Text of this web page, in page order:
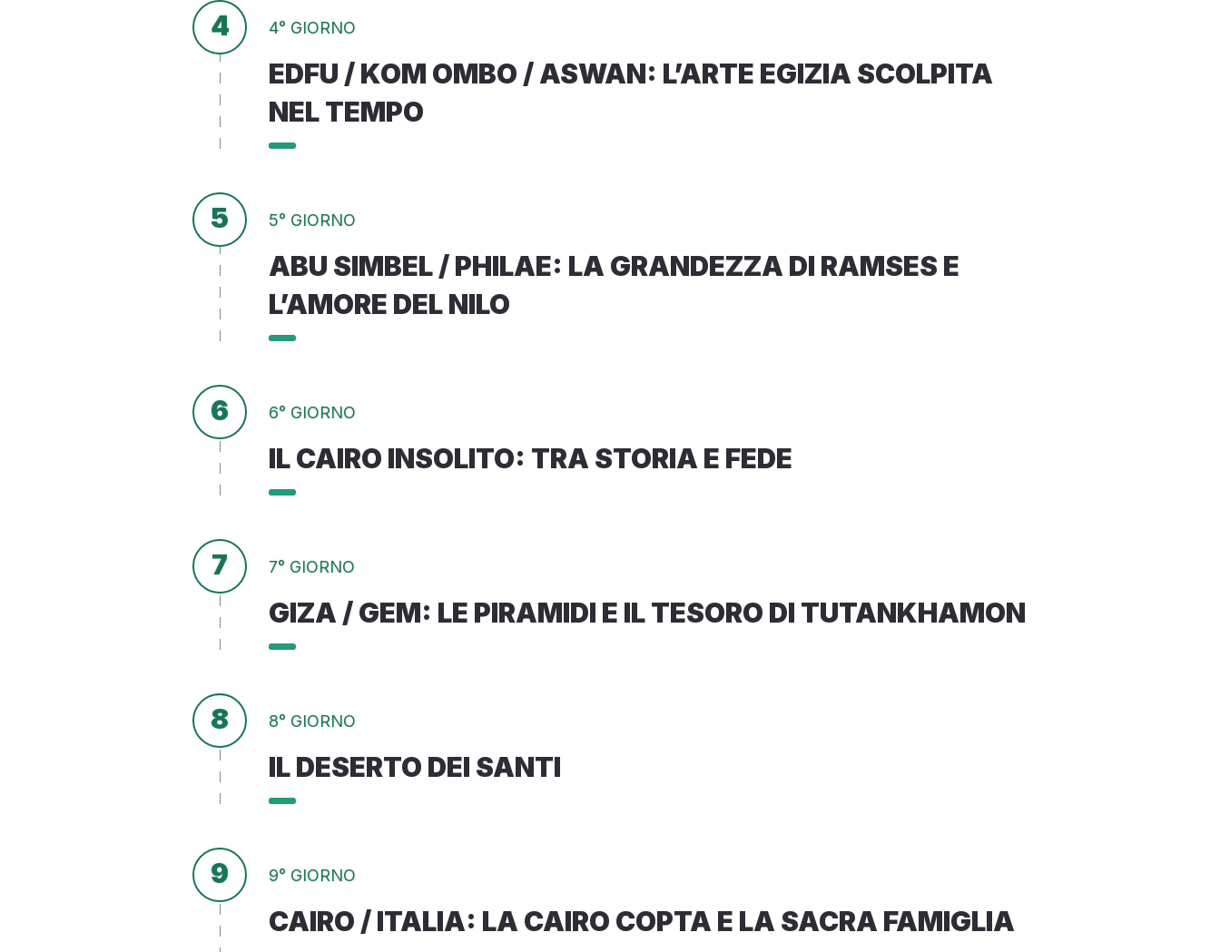
4 4° GIORNO
EDFU / KOM OMBO / ASWAN: L’ARTE EGIZIA SCOLPITA
NEL TEMPO
5 5° GIORNO
ABU SIMBEL / PHILAE: LA GRANDEZZA DI RAMSES E
L’AMORE DEL NILO
6 6° GIORNO
IL CAIRO INSOLITO: TRA STORIA E FEDE
7 7° GIORNO
GIZA / GEM: LE PIRAMIDI E IL TESORO DI TUTANKHAMON
8 8° GIORNO
IL DESERTO DEI SANTI
9 9° GIORNO
CAIRO / ITALIA: LA CAIRO COPTA E LA SACRA FAMIGLIA